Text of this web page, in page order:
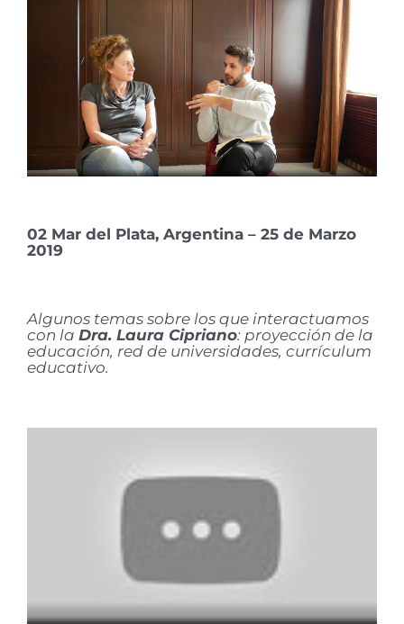
02 Mar del Plata, Argentina – 25 de Marzo
2019
Algunos temas sobre los que interactuamos
con la Dra. Laura Cipriano: proyección de la
educación, red de universidades, currículum
educativo.